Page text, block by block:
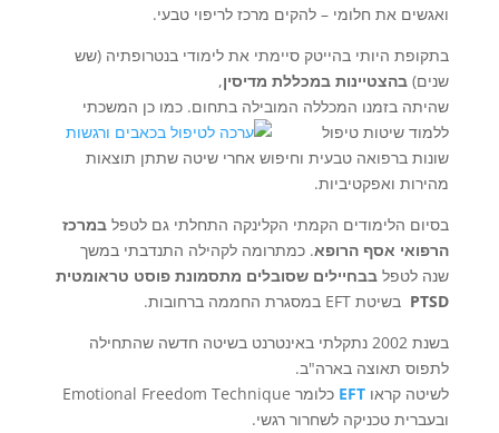
ואגשים את חלומי – להקים מרכז לריפוי טבעי.
בתקופת היותי בהייטק סיימתי את לימודי בנטרופתיה (שש
שנים) בהצטיינות במכללת מדיסין,
שהיתה בזמנו המכללה המובילה בתחום. כמו כן המשכתי
ללמוד שיטות טיפול
שונות ברפואה טבעית וחיפוש אחרי שיטה שתתן תוצאות
מהירות ואפקטיביות.
בסיום הלימודים הקמתי הקלינקה התחלתי גם לטפל במרכז
הרפואי אסף הרופא. כמתרומה לקהילה התנדבתי במשך
שנה לטפל בבחיילים שסובלים מתסמונת פוסט טראומטית
PTSD בשיטת EFT במסגרת החממה ברחובות.
בשנת 2002 נתקלתי באינטרנט בשיטה חדשה שהתחילה
לתפוס תאוצה בארה"ב.
לשיטה קראו EFT
כלומר Emotional Freedom Technique
ובעברית טכניקה לשחרור רגשי.